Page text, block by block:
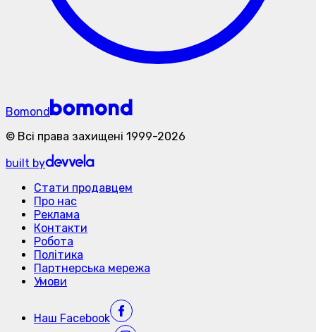
Bomond
© Всі права захищені 1999-2026
built by
Стати продавцем
Про нас
Реклама
Контакти
Робота
Політика
Партнерська мережа
Умови
Наш Facebook